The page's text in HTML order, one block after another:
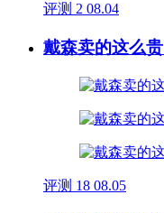
评测 2 08.04
戴森卖的这么
评测 18 08.05